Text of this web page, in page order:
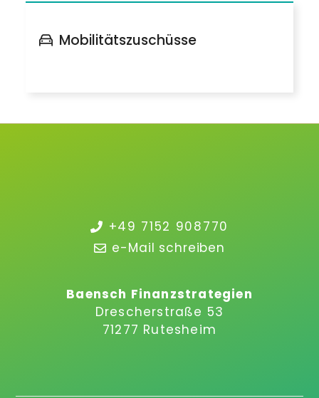
Mobilitätszuschüsse
+49 7152 908770
e-Mail schreiben
Baensch Finanzstrategien
Drescherstraße 53
71277 Rutesheim